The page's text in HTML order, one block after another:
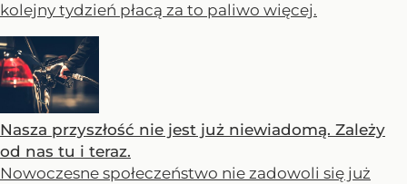
kolejny tydzień płacą za to paliwo więcej.
Nasza przyszłość nie jest już niewiadomą. Zależy
od nas tu i teraz.
Nowoczesne społeczeństwo nie zadowoli się już